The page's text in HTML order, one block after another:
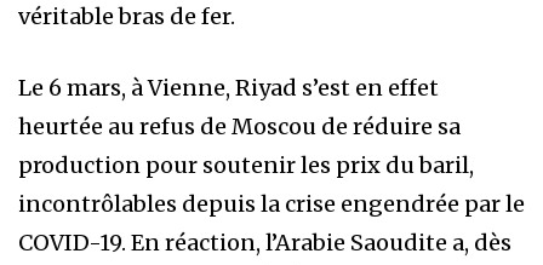
véritable bras de fer.
Le 6 mars, à Vienne, Riyad s’est en effet
heurtée au refus de Moscou de réduire sa
production pour soutenir les prix du baril,
incontrôlables depuis la crise engendrée par le
COVID-19. En réaction, l’Arabie Saoudite a, dès